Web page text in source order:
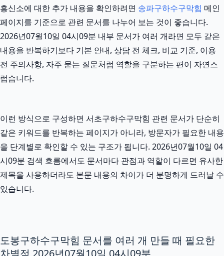
흥신소에 대한 추가 내용을 확인하려면 송파구하수구막힘 메인
페이지를 기준으로 관련 문서를 나누어 보는 것이 좋습니다.
2026년07월10일 04시09분 내부 문서가 여러 개라면 모두 같은
내용을 반복하기보다 기본 안내, 상담 전 체크, 비교 기준, 이용
전 주의사항, 자주 묻는 질문처럼 역할을 구분하는 편이 자연스
럽습니다.
이런 방식으로 구성하면 서초구하수구막힘 관련 문서가 단순히
같은 키워드를 반복하는 페이지가 아니라, 방문자가 필요한 내용
을 단계별로 확인할 수 있는 구조가 됩니다. 2026년07월10일 04
시09분 검색 흐름에서도 문서마다 관점과 역할이 다르면 유사한
제목을 사용하더라도 본문 내용의 차이가 더 분명하게 드러날 수
있습니다.
도봉구하수구막힘 문서를 여러 개 만들 때 필요한
차별점 2026년07월10일 04시09분